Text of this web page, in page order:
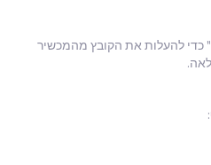
הכן את קובץ האודיו/הווידאו שלך בSimplified Chinese לתרגום. לחץ על כפתור "Select File" כדי להעלות את הקובץ מהמכשיר